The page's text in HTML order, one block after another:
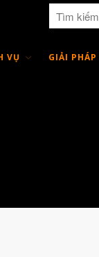
VỤ GIẢI PHÁP